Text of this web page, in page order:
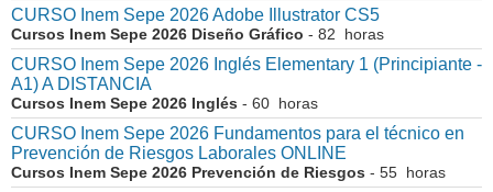
CURSO Inem Sepe 2026 Adobe Illustrator CS5
Cursos Inem Sepe 2026 Diseño Gráfico - 82 horas
CURSO Inem Sepe 2026 Inglés Elementary 1 (Principiante -
A1) A DISTANCIA
Cursos Inem Sepe 2026 Inglés - 60 horas
CURSO Inem Sepe 2026 Fundamentos para el técnico en
Prevención de Riesgos Laborales ONLINE
Cursos Inem Sepe 2026 Prevención de Riesgos - 55 horas